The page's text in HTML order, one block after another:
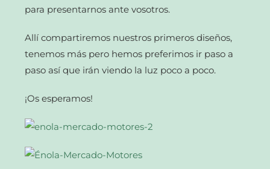
para presentarnos ante vosotros.
Allí compartiremos nuestros primeros diseños,
tenemos más pero hemos preferimos ir paso a
paso así que irán viendo la luz poco a poco.
¡Os esperamos!